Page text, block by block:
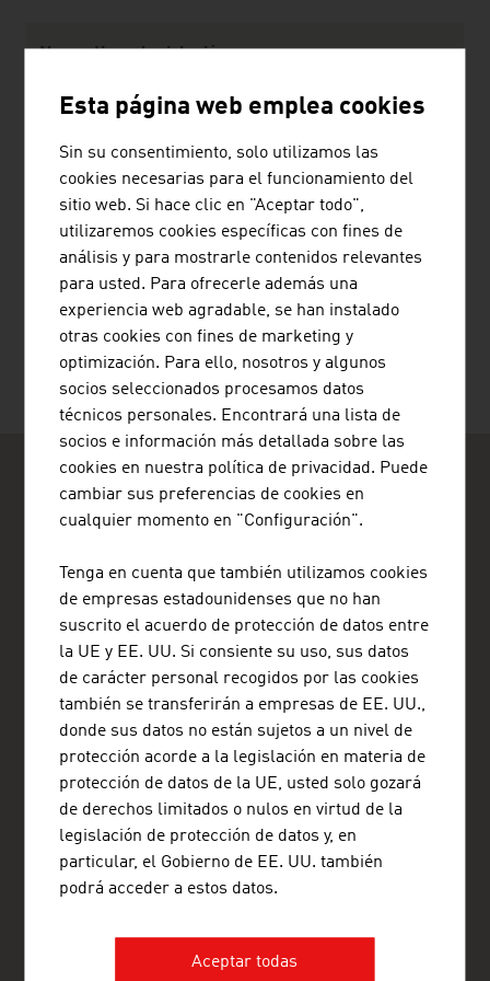
Normativa y legislación
Legislación
Tránsito
RECOMENDAR PÁGINA
Isidora Goyenechea 2934 Of. 601
Las Condes
Santiago
santiago@advantageaustria.org
www.advantageaustria.org/cl
FRESH VIEW
sectores y empresas de la economía austriaca.
Esta página web emplea cookies
Sin su consentimiento, solo utilizamos las
cookies necesarias para el funcionamiento del
sitio web. Si hace clic en "Aceptar todo",
utilizaremos cookies específicas con fines de
análisis y para mostrarle contenidos relevantes
para usted. Para ofrecerle además una
experiencia web agradable, se han instalado
otras cookies con fines de marketing y
optimización. Para ello, nosotros y algunos
socios seleccionados procesamos datos
técnicos personales. Encontrará una lista de
socios e información más detallada sobre las
cookies en nuestra política de privacidad. Puede
cambiar sus preferencias de cookies en
cualquier momento en "Configuración".
Tenga en cuenta que también utilizamos cookies
de empresas estadounidenses que no han
suscrito el acuerdo de protección de datos entre
la UE y EE. UU. Si consiente su uso, sus datos
de carácter personal recogidos por las cookies
también se transferirán a empresas de EE. UU.,
donde sus datos no están sujetos a un nivel de
protección acorde a la legislación en materia de
protección de datos de la UE, usted solo gozará
de derechos limitados o nulos en virtud de la
legislación de protección de datos y, en
particular, el Gobierno de EE. UU. también
podrá acceder a estos datos.
Aceptar todas